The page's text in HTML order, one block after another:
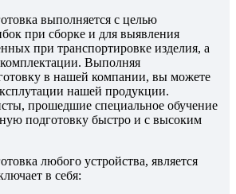
выполняется с целью
при сборке и для выявления
при транспортировке изделия, а
Выполняя
в нашей компании, вы можете
нашей продукции.
прошедшие специальное обучение
подготовку быстро и с высоким
любого устройства, является
в себя: